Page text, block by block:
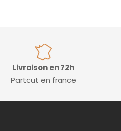
Livraison en 72h
Partout en france